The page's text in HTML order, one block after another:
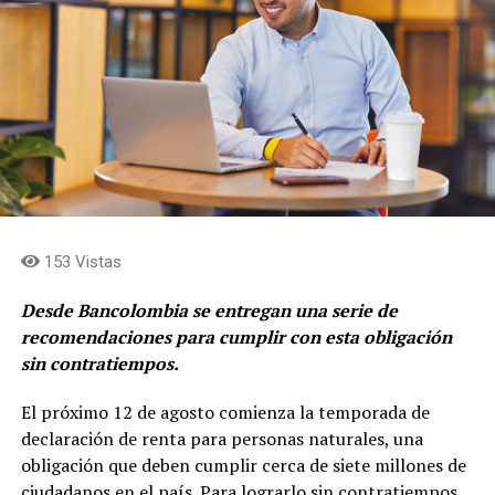
para sus accionistas. Estamos concentrados en
fortalecer la rentabilidad de los negocios, en cerrar el
descuento de las acciones frente al valor
fundamental, en acercar los flujos de caja al holding
y en simplificar la estructura para consolidar el rol de
asignación de capital en cabeza de Grupo Argos y
concentrar el rol de gestión de activos y
levantamiento de capital en cabeza de Grupo Argos
Asset Management (Odinsa)»afirma, Juan Esteban
153 Vistas
Desde Bancolombia se entregan una serie de
recomendaciones para cumplir con esta obligación
sin contratiempos.
El próximo 12 de agosto comienza la temporada de
declaración de renta para personas naturales, una
obligación que deben cumplir cerca de siete millones de